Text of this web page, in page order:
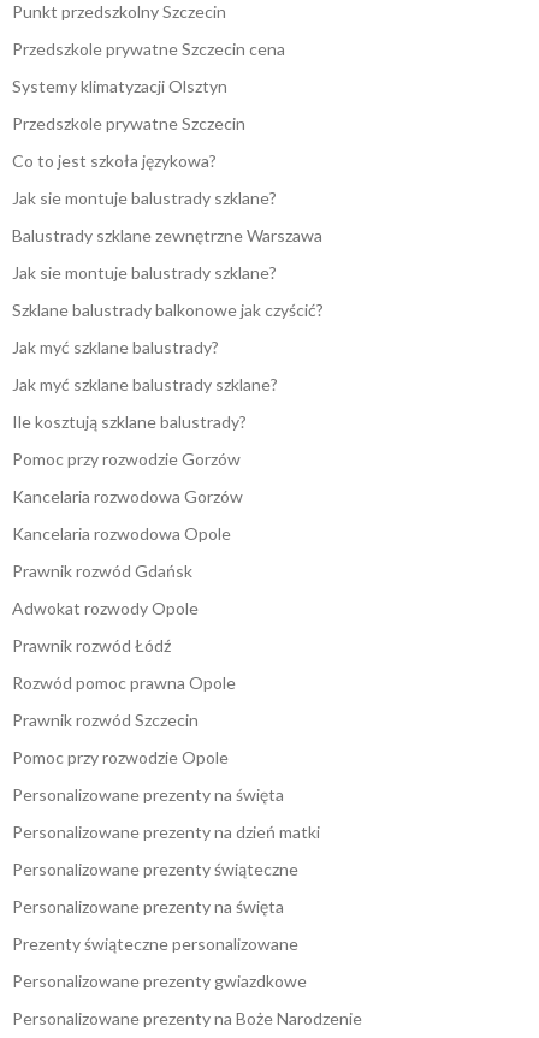
Punkt przedszkolny Szczecin
Przedszkole prywatne Szczecin cena
Systemy klimatyzacji Olsztyn
Przedszkole prywatne Szczecin
Co to jest szkoła językowa?
Jak sie montuje balustrady szklane?
Balustrady szklane zewnętrzne Warszawa
Jak sie montuje balustrady szklane?
Szklane balustrady balkonowe jak czyścić?
Jak myć szklane balustrady?
Jak myć szklane balustrady szklane?
Ile kosztują szklane balustrady?
Pomoc przy rozwodzie Gorzów
Kancelaria rozwodowa Gorzów
Kancelaria rozwodowa Opole
Prawnik rozwód Gdańsk
Adwokat rozwody Opole
Prawnik rozwód Łódź
Rozwód pomoc prawna Opole
Prawnik rozwód Szczecin
Pomoc przy rozwodzie Opole
Personalizowane prezenty na święta
Personalizowane prezenty na dzień matki
Personalizowane prezenty świąteczne
Personalizowane prezenty na święta
Prezenty świąteczne personalizowane
Personalizowane prezenty gwiazdkowe
Personalizowane prezenty na Boże Narodzenie